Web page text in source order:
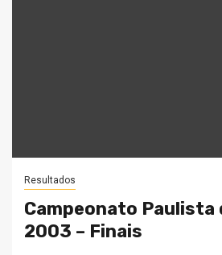
Resultados
Campeonato Paulista
2003 – Finais